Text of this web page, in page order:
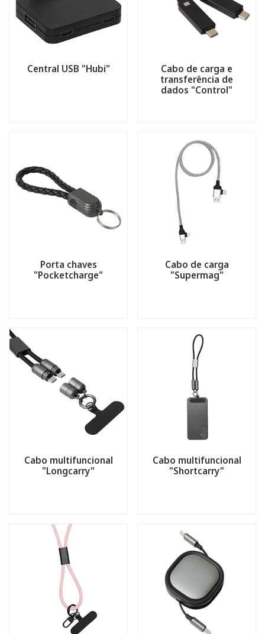
Central USB "Hubi"
Cabo de carga e
transferência de
dados "Control"
Porta chaves
"Pocketcharge"
Cabo de carga
"Supermag"
Cabo multifuncional
"Longcarry"
Cabo multifuncional
"Shortcarry"